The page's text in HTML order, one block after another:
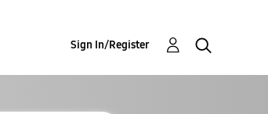
Sign In/Register